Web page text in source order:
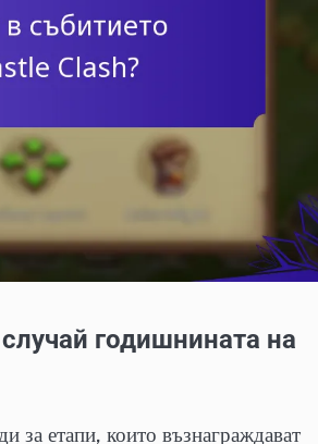
годишнината на
за етапи, които възнаграждават